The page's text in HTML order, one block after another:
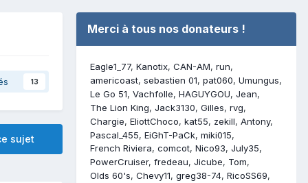
13
sujet
Merci à tous nos donateurs !
Eagle1_77 Kanotix CAN-AM run
americoast sebastien 01 pat060 Umungus
Le Go 51 Vachfolle HAGUYGOU Jean
The Lion King Jack3130 Gilles rvg
Chargie EliottChoco kat55 zekill Antony
Pascal_455 EiGhT-PaCk miki015
French Riviera comcot Nico93 July35
PowerCruiser fredeau Jicube
Tom
Olds 60's Chevy11 greg38-74 RicoSS69